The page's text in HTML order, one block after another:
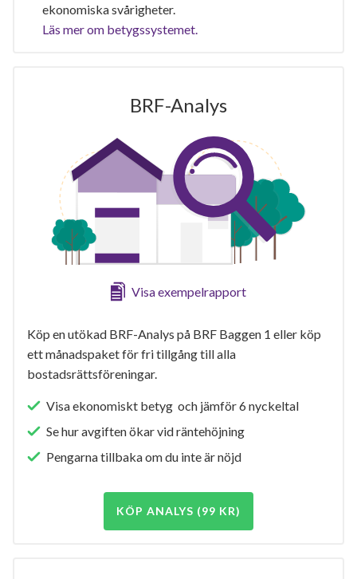
ekonomiska svårigheter.
Läs mer om betygssystemet.
BRF-Analys
Visa exempelrapport
Köp en utökad BRF-Analys på BRF Baggen 1 eller köp
ett månadspaket för fri tillgång till alla
bostadsrättsföreningar.
Visa ekonomiskt betyg och jämför 6 nyckeltal
Se hur avgiften ökar vid räntehöjning
Pengarna tillbaka om du inte är nöjd
KÖP ANALYS (99 KR)